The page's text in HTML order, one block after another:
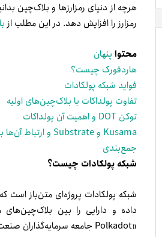
هرچه از دنیای رمزارزها و بلاک‌چین
رمز‌ارز را افزایش دهد. در این مطلب از
محتوا پنهان
هاردفورک چیست؟
فواید شبکه پولکادات
تفاوت پولداکات با بلاک‌چین‌های اولیه
توکن DOT و اهمیت آن پولداکات
Kusama و Substrate و ارتباط آن‌ها با پولکادات
جمع‌بندی
شبکه پولکادات چیست؟
داده و دارایی را بین بلاک‌چین‌‌های
«Polkadot جامعه سرمایه‌گذاران صنعت کریپتو را برای مبارزه با کلاه‌برداری در بازار رمز‌ارزها تشویق می‌کند.»